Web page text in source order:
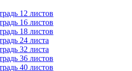
12 листов
16 листов
18 листов
24 листа
32 листа
36 листов
40 листов